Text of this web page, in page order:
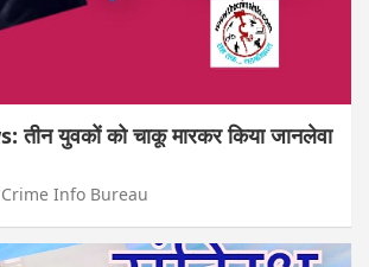
युवकों को चाकू मारकर किया जानलेवा
Info Bureau